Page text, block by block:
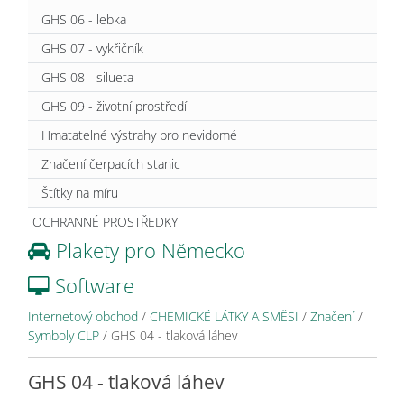
GHS 06 - lebka
GHS 07 - vykřičník
GHS 08 - silueta
GHS 09 - životní prostředí
Hmatatelné výstrahy pro nevidomé
Značení čerpacích stanic
Štítky na míru
OCHRANNÉ PROSTŘEDKY
Plakety pro Německo
Software
Internetový obchod/ CHEMICKÉ LÁTKY A SMĚSI / Značení/
Symboly CLP/ GHS 04 - tlaková láhev
GHS 04 - tlaková láhev